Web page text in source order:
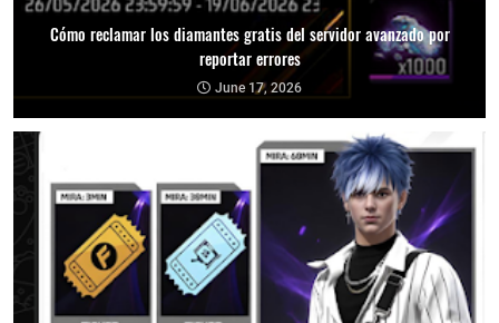
Cómo reclamar los diamantes gratis del servidor avanzado por
reportar errores
June 17, 2026